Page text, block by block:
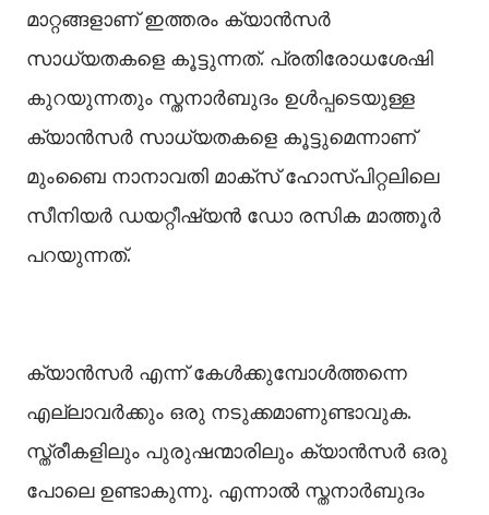
മാറ്റങ്ങളാണ് ഇത്തരം ക്യാന്‍സര്‍
സാധ്യതകളെ കൂട്ടുന്നത്. പ്രതിരോധശേഷി
കുറയുന്നതും സ്തനാർബുദം ഉള്‍പ്പടെയുള്ള
ക്യാന്‍സര്‍ സാധ്യതകളെ കൂട്ടുമെന്നാണ്
മുംബൈ നാനാവതി മാക്‌സ് ഹോസ്പിറ്റലിലെ
സീനിയർ ഡയറ്റീഷ്യൻ ഡോ രസിക മാത്തൂർ
പറയുന്നത്.
ക്യാന്‍സര്‍ എന്ന് കേള്‍ക്കുമ്പോള്‍ത്തന്നെ
എല്ലാവര്‍ക്കും ഒരു നടുക്കമാണുണ്ടാവുക.
സ്ത്രീകളിലും പുരുഷന്മാരിലും ക്യാന്‍സര്‍ ഒരു
പോലെ ഉണ്ടാകുന്നു. എന്നാല്‍ സ്തനാർബുദം